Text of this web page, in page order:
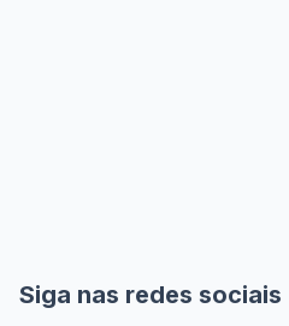
Siga nas redes sociais